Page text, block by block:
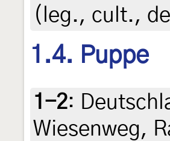
(leg., cult.,
1.4. Puppe
1-2:
Wiesenweg,